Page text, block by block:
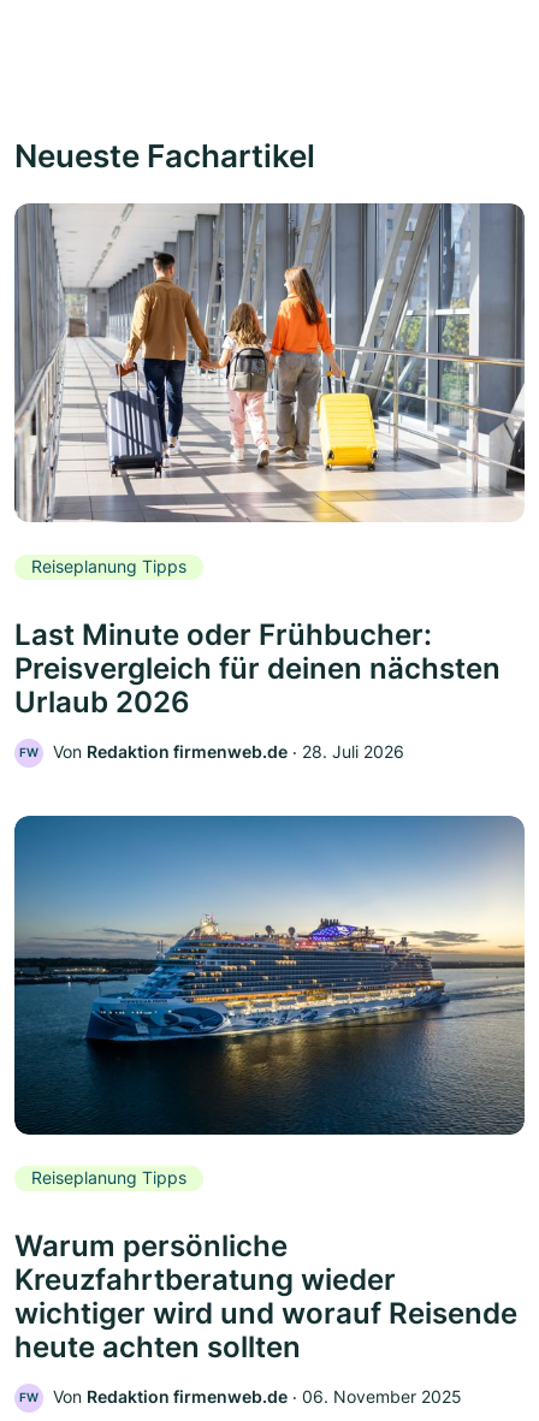
Neueste Fachartikel
Reiseplanung Tipps
Last Minute oder Frühbucher:
Preisvergleich für deinen nächsten
Urlaub 2026
FW Von Redaktion firmenweb.de ‧ 28. Juli 2026
Reiseplanung Tipps
Warum persönliche
Kreuzfahrtberatung wieder
wichtiger wird und worauf Reisende
heute achten sollten
FW Von Redaktion firmenweb.de ‧ 06. November 2025